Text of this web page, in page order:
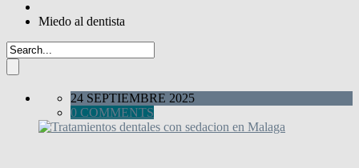
Miedo al dentista
24 SEPTIEMBRE 2025
0 COMMENTS